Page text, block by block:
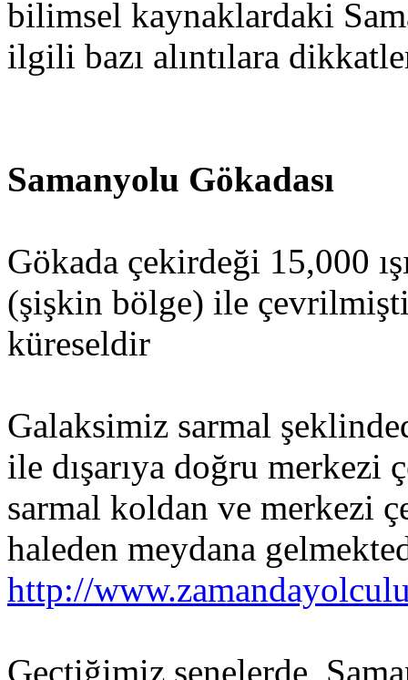
bilimsel kaynaklardaki
ilgili bazı alıntılara
Samanyolu Gökadası
Gökada çekirdeği 15,000
(şişkin bölge) ile
küreseldir
Galaksimiz sarmal
ile dışarıya doğru merkezi
sarmal koldan ve merkezi
haleden meydana
http://
Geçtiğimiz senelerde,